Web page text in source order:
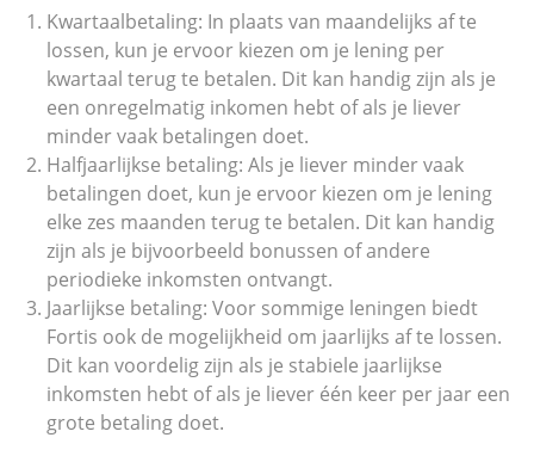
Kwartaalbetaling: In plaats van maandelijks af te
lossen, kun je ervoor kiezen om je lening per
kwartaal terug te betalen. Dit kan handig zijn als je
een onregelmatig inkomen hebt of als je liever
minder vaak betalingen doet.
Halfjaarlijkse betaling: Als je liever minder vaak
betalingen doet, kun je ervoor kiezen om je lening
elke zes maanden terug te betalen. Dit kan handig
zijn als je bijvoorbeeld bonussen of andere
periodieke inkomsten ontvangt.
Jaarlijkse betaling: Voor sommige leningen biedt
Fortis ook de mogelijkheid om jaarlijks af te lossen.
Dit kan voordelig zijn als je stabiele jaarlijkse
inkomsten hebt of als je liever één keer per jaar een
grote betaling doet.